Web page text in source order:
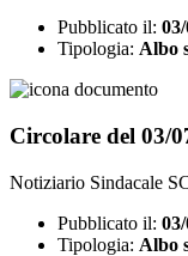
Pubblicato il:
Tipologia: Albo
Circolare del 03/
Notiziario Sindacale
Pubblicato il:
Tipologia: Albo